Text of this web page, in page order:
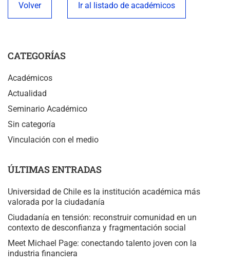
Volver Ir al listado de académicos
CATEGORÍAS
Académicos
Actualidad
Seminario Académico
Sin categoría
Vinculación con el medio
ÚLTIMAS ENTRADAS
Universidad de Chile es la institución académica más
valorada por la ciudadanía
Ciudadanía en tensión: reconstruir comunidad en un
contexto de desconfianza y fragmentación social
Meet Michael Page: conectando talento joven con la
industria financiera